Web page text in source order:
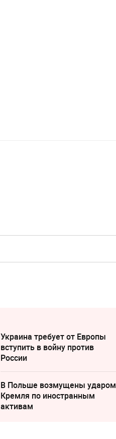
Украина требует от Европы
вступить в войну против
России
В Польше возмущены ударом
Кремля по иностранным
активам